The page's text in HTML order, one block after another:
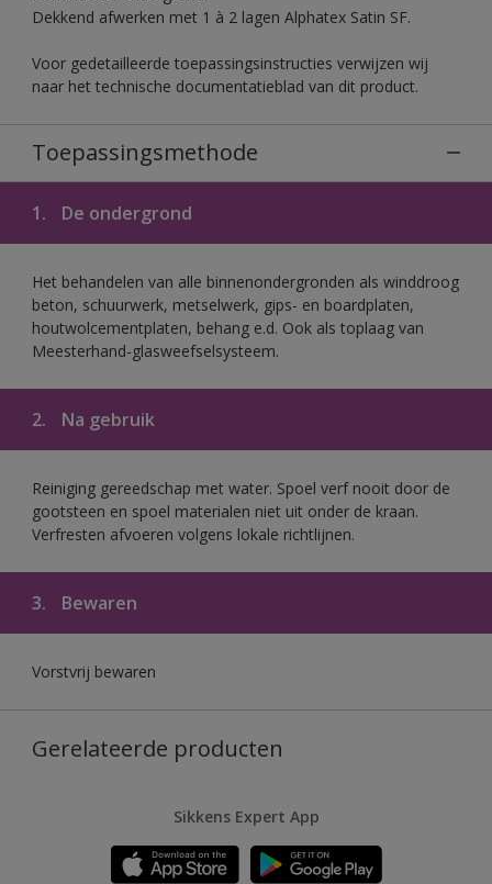
Dekkend afwerken met 1 à 2 lagen Alphatex Satin SF.
Voor gedetailleerde toepassingsinstructies verwijzen wij
naar het technische documentatieblad van dit product.
Toepassingsmethode
1. De ondergrond
Het behandelen van alle binnenondergronden als winddroog
beton, schuurwerk, metselwerk, gips- en boardplaten,
houtwolcementplaten, behang e.d. Ook als toplaag van
Meesterhand-glasweefselsysteem.
2. Na gebruik
Reiniging gereedschap met water. Spoel verf nooit door de
gootsteen en spoel materialen niet uit onder de kraan.
Verfresten afvoeren volgens lokale richtlijnen.
3. Bewaren
Vorstvrij bewaren
Gerelateerde producten
Sikkens Expert App